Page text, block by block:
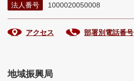
法人番号
1000020050008
アクセス 部署別電話番号
地域振興局